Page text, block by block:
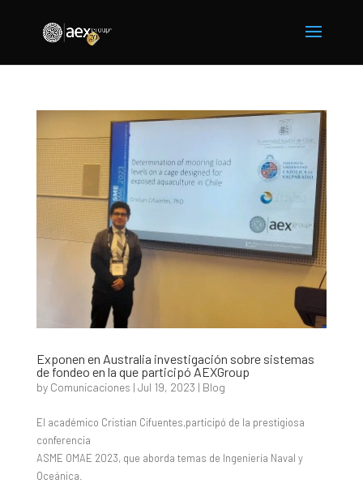
Exponen en Australia investigación sobre sistemas
de fondeo en la que participó AEXGroup
by Comunicaciones | Jul 19, 2023 | Blog
El académico Cristian Cifuentes,participó de la prestigiosa
conferencia
ASME OMAE 2023, que aborda temas de Ingeniería Naval y
Oceánica.